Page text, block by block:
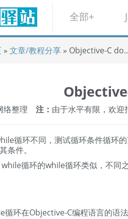
全部+
» 文章/教程分享 » Objective-C
络整理 注： 由于水平有限，欢迎
循环不同，测试循环条件循环
条件。
循环的while循环类似，不同
循环在Objective-C编程语言的语法